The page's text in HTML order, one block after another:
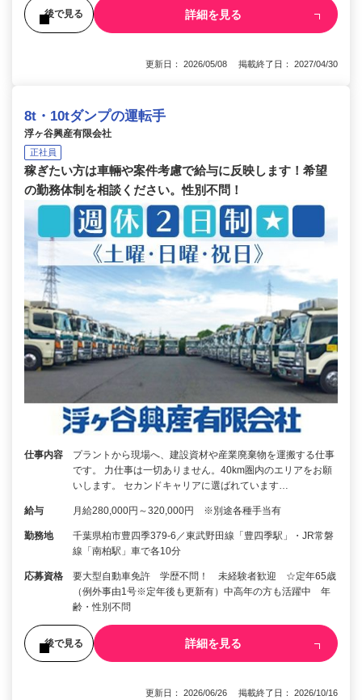
後で見る 詳細を見る
更新日： 2026/05/08 掲載終了日： 2027/04/30
8t・10tダンプの運転手
浮ヶ谷興産有限会社
正社員
稼ぎたい方は車輛や案件考慮で給与に反映します！希望
の勤務体制を相談ください。性別不問！
仕事内容
プラントから現場へ、建設資材や産業廃棄物を運搬する仕事
です。 力仕事は一切ありません。40km圏内のエリアをお願
いします。 セカンドキャリアに選ばれています…
給与 月給280,000円～320,000円 ※別途各種手当有
勤務地
千葉県柏市豊四季379-6／東武野田線「豊四季駅」・JR常磐
線「南柏駅」車で各10分
応募資格
要大型自動車免許 学歴不問！ 未経験者歓迎 ☆定年65歳
（例外事由1号※定年後も更新有）中高年の方も活躍中 年
齢・性別不問
後で見る 詳細を見る
更新日： 2026/06/26 掲載終了日： 2026/10/16